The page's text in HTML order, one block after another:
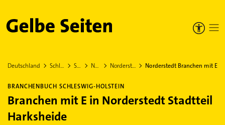
Gelbe Seiten
Deutschland Schleswig-Holstein Segeberg Norderstedt Norderstedt Stadtteil Harksheide Norderstedt Branchen mit E
BRANCHENBUCH SCHLESWIG-HOLSTEIN
Branchen mit E in Norderstedt Stadtteil
Harksheide